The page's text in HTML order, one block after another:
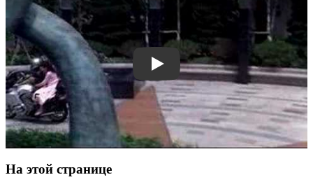
Смотреть трейлер
На этой странице